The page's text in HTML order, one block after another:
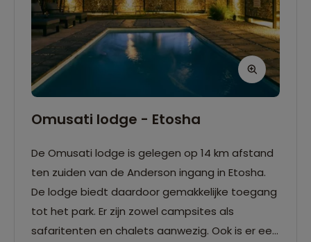
Omusati lodge - Etosha
De Omusati lodge is gelegen op 14 km afstand
ten zuiden van de Anderson ingang in Etosha.
De lodge biedt daardoor gemakkelijke toegang
tot het park. Er zijn zowel campsites als
safaritenten en chalets aanwezig. Ook is er een